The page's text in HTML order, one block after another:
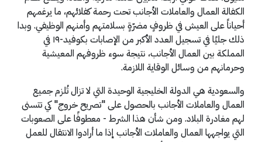
الكفالة العمال والعاملات الأجانب تحت رحمة كفلائهم، ما يرغمهم
أحياناً على العيش في ظروفٍ مضرّةٍ بسلامتهم وأمنهم الوظيفي. وبدا
ذلك جليًا في تسجيل العدد الأكبر من الإصابات بكوفيد-١٩ في
المملكة بين العمال الأجانب، نتيجة سوء ظروفهم المعيشية
وحرمانهم من وسائل الوقاية اللازمة.
والسعودية هي الدولة الخليجية الوحيدة التي لا تزال تُلزم جميع
العمال والعاملات الأجانب بالحصول على "تصريح خروج" كي تتسنى
لهم مغادرة البلاد. ومن شأن هذا الشرط - معطوفًا على الصعوبات
التي يواجهها العمال والعاملات الأجانب إذا ما أرادوا الانتقال للعمل